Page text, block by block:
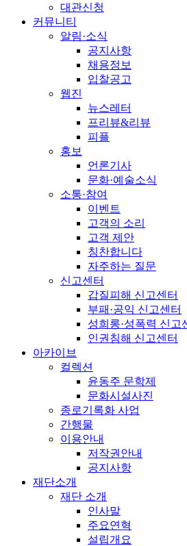
대관신청
커뮤니티
알림·소식
공지사항
채용정보
입찰공고
웹진
뉴스레터
프리뷰&리뷰
피플
홍보
언론기사
문화·예술소식
소통·참여
이벤트
고객의 소리
고객 제안
칭찬합니다
자주하는 질문
신고센터
갑질피해 신고센터
부패·공익 신고센터
성희롱·성폭력 신고
인권침해 신고센터
아카이브
컬렉션
윤동주 문학제
문화시설사진
종로기록화 사업
간행물
이용안내
저작권안내
공지사항
재단소개
재단 소개
인사말
주요연혁
설립개요